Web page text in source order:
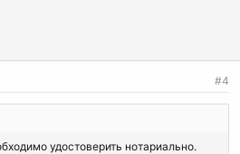
#4
удостоверить нотариально.